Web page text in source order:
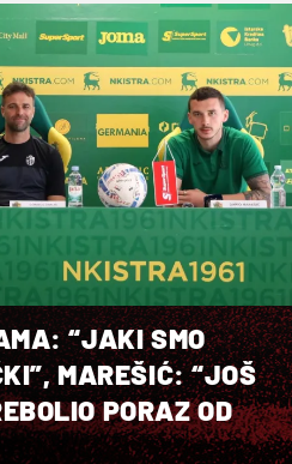
“JAKI SMO
MAREŠIĆ: “JOŠ
PORAZ OD